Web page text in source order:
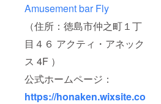
Amusement bar Fly
（住所：徳島市仲之町１丁
目４６ アクティ・アネック
ス 4F ）
公式ホームページ：
https://honaken.wixsite.co